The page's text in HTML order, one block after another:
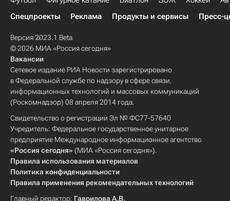
Спецпроекты
Реклама Продукты и сервисы Пресс-
Версия 2023.1 Beta
© 2026 МИА «Россия сегодня»
Вакансии
Сетевое издание РИА Новости зарегистрировано
в Федеральной службе по надзору в сфере связи,
информационных технологий и массовых коммуникаций
(Роскомнадзор) 08 апреля 2014 года.
Свидетельство о регистрации Эл № ФС77-57640
Учредитель: Федеральное государственное унитарное
предприятие Международное информационное агентство
«Россия сегодня» (МИА «Россия сегодня»).
Правила использования материалов
Политика конфиденциальности
Правила применения рекомендательных технологий
Главный редактор: Гаврилова А.В.